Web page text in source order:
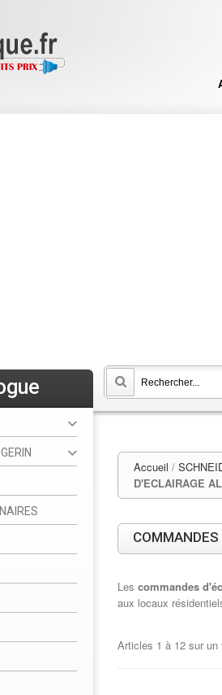
Accueil /
D'ECLAIRAGE
Les commandes
aux locaux
Articles 1 à 12 sur un